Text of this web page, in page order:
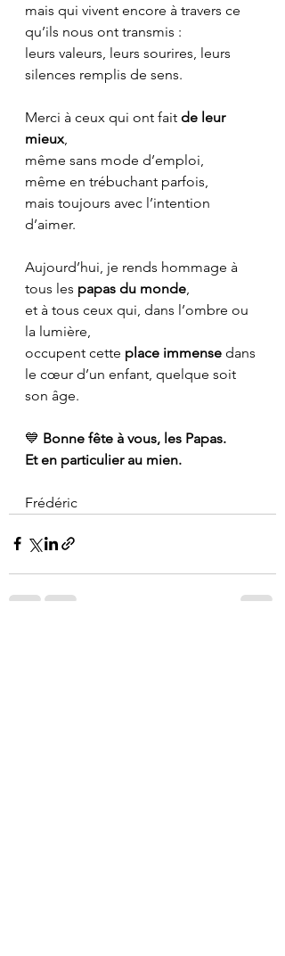
mais qui vivent encore à travers ce
qu’ils nous ont transmis :
leurs valeurs, leurs sourires, leurs
silences remplis de sens.
Merci à ceux qui ont fait de leur
mieux
même sans mode d’emploi,
même en trébuchant parfois,
mais toujours avec l’intention
d’aimer.
Aujourd’hui, je rends hommage à
tous les papas du monde
et à tous ceux qui, dans l’ombre ou
la lumière,
occupent cette place immense dans
le cœur d’un enfant, quelque soit
son âge.
💙 Bonne fête à vous, les Papas.
Et en particulier au mien.
Frédéric